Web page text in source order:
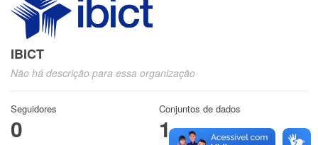
IBICT
Não há descrição para essa organização
Seguidores
0
Conjuntos de dados
1